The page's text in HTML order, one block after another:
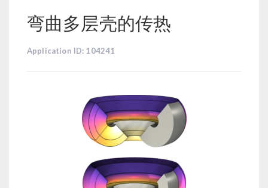
弯曲多层壳的传热
Application ID: 104241